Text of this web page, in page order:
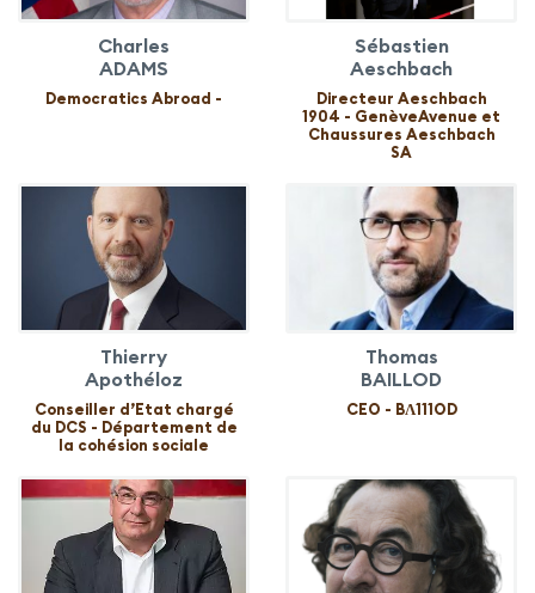
Charles
ADAMS
Democratics Abroad -
Sébastien
Aeschbach
Directeur Aeschbach
1904 - GenèveAvenue et
Chaussures Aeschbach
SA
Thierry
Apothéloz
Conseiller d’Etat chargé
du DCS - Département de
la cohésion sociale
Thomas
BAILLOD
CEO - BɅ111OD